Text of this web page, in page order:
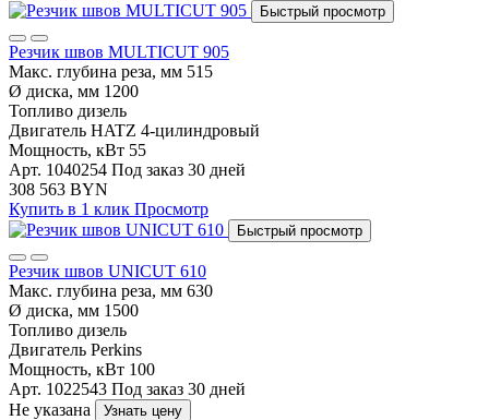
Быстрый просмотр
Резчик швов MULTICUT 905
Макс. глубина реза, мм 515
Ø диска, мм 1200
Топливо дизель
Двигатель HATZ 4-цилиндровый
Мощность, кВт 55
Арт. 1040254 Под заказ 30 дней
308 563 BYN
Купить в 1 клик Просмотр
Быстрый просмотр
Резчик швов UNICUT 610
Макс. глубина реза, мм 630
Ø диска, мм 1500
Топливо дизель
Двигатель Perkins
Мощность, кВт 100
Арт. 1022543 Под заказ 30 дней
Не указана
Узнать цену